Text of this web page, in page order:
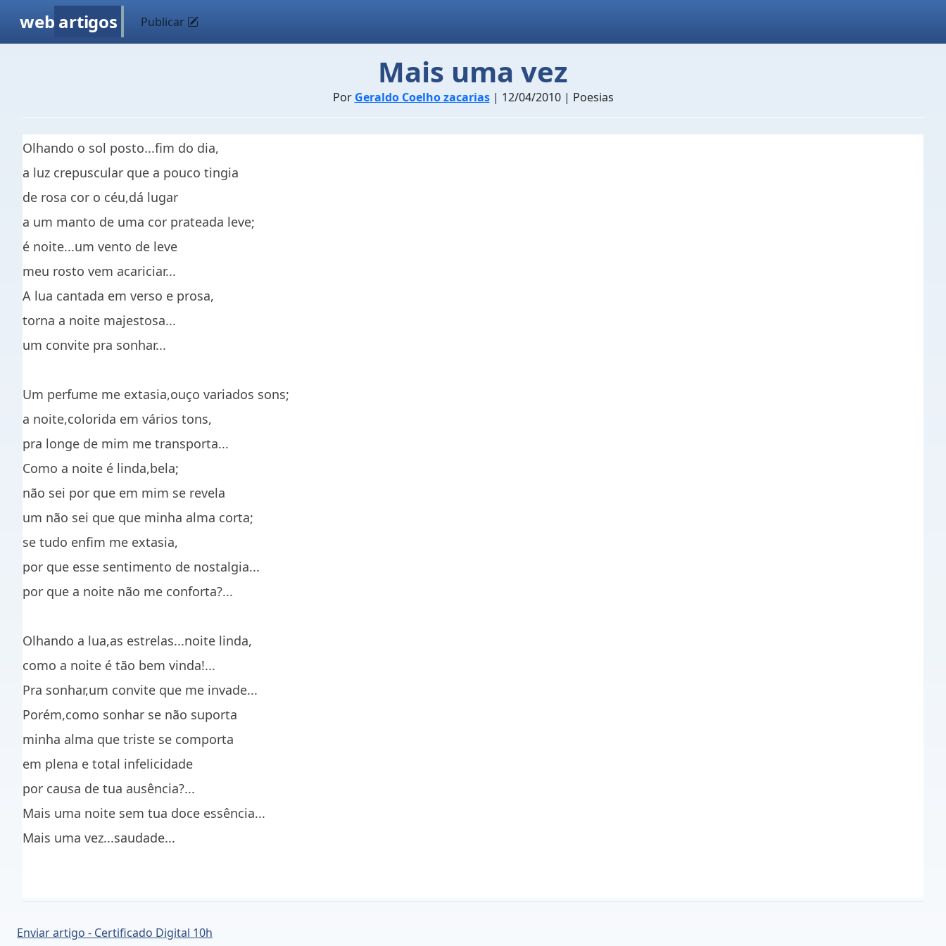
web artigos Publicar
Mais uma vez
Por Geraldo Coelho zacarias| 12/04/2010 | Poesias
Olhando o sol posto...fim do dia,
a luz crepuscular que a pouco tingia
de rosa cor o céu,dá lugar
a um manto de uma cor prateada leve;
é noite...um vento de leve
meu rosto vem acariciar...
A lua cantada em verso e prosa,
torna a noite majestosa...
um convite pra sonhar...
Um perfume me extasia,ouço variados sons;
a noite,colorida em vários tons,
pra longe de mim me transporta...
Como a noite é linda,bela;
não sei por que em mim se revela
um não sei que que minha alma corta;
se tudo enfim me extasia,
por que esse sentimento de nostalgia...
por que a noite não me conforta?...
Olhando a lua,as estrelas...noite linda,
como a noite é tão bem vinda!...
Pra sonhar,um convite que me invade...
Porém,como sonhar se não suporta
minha alma que triste se comporta
em plena e total infelicidade
por causa de tua ausência?...
Mais uma noite sem tua doce essência...
Mais uma vez...saudade...
Enviar artigo - Certificado Digital 10h